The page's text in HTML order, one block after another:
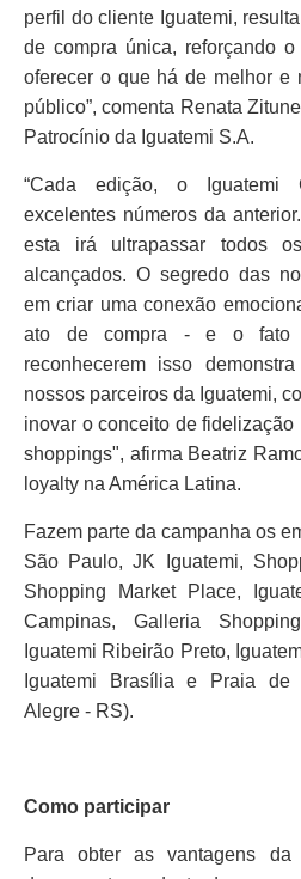
perfil do cliente Iguatemi,
de compra única, reforçando
oferecer o que há de melhor e
público”, comenta Renata
Patrocínio da Iguatemi S.A.
“Cada edição, o Iguatemi
excelentes números da
esta irá ultrapassar todos
alcançados. O segredo das
em criar uma conexão
ato de compra - e o fato
reconhecerem isso
nossos parceiros da Iguatemi,
inovar o conceito de
shoppings", afirma Beatriz
loyalty na América Latina.
Fazem parte da campanha os
São Paulo, JK Iguatemi,
Shopping Market Place,
Campinas, Galleria
Iguatemi Ribeirão Preto,
Iguatemi Brasília e Praia de
Alegre - RS).
Como participar
Para obter as vantagens da